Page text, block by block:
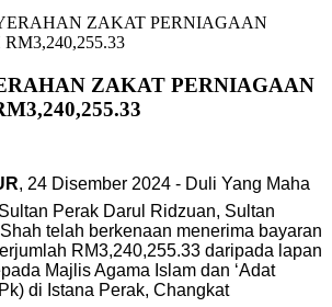
ZAKAT PERNIAGAAN
ZAKAT PERNIAGAAN
, 24 Disember 2024 - Duli Yang Maha
Perak Darul Ridzuan, Sultan
telah berkenaan menerima bayaran
RM3,240,255.33 daripada lapan
Majlis Agama Islam dan ‘Adat
di Istana Perak, Changkat